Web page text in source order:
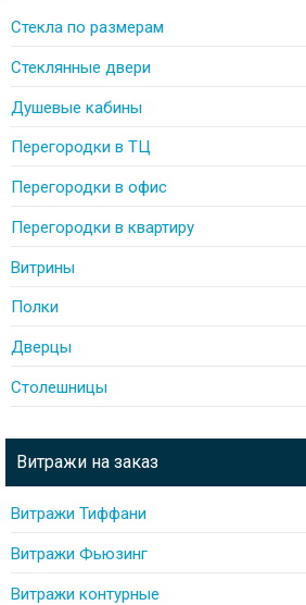
Стекла по размерам
Стеклянные двери
Душевые кабины
Перегородки в ТЦ
Перегородки в офис
Перегородки в квартиру
Витрины
Полки
Дверцы
Столешницы
Витражи на заказ
Витражи Тиффани
Витражи Фьюзинг
Витражи контурные